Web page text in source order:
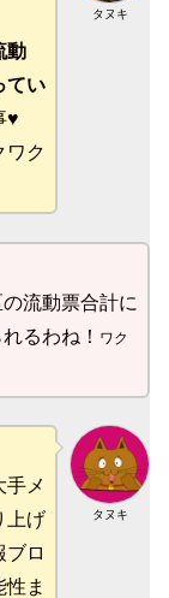
タヌキ
動
てい
♥
ワク
流動票合計に
るわね！ ワク
タヌキ
手メ
上げ
ブロ
ま